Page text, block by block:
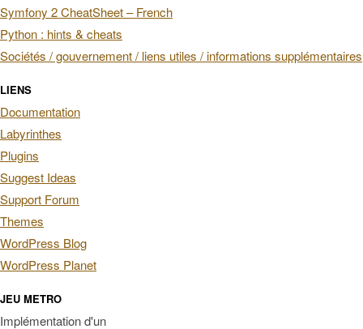
Symfony 2 CheatSheet – French
Python : hints & cheats
Sociétés / gouvernement / liens utiles / informations supplémentaires
LIENS
Documentation
Labyrinthes
Plugins
Suggest Ideas
Support Forum
Themes
WordPress Blog
WordPress Planet
JEU METRO
Implémentation d'un